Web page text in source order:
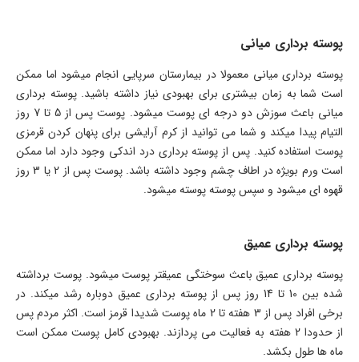
پوسته برداری میانی
پوسته برداری میانی معمولا در بیمارستان سرپایی انجام میشود اما ممکن
است شما به زمان بیشتری برای بهبودی نیاز داشته باشید. پوسته برداری
میانی باعث سوزش دو درجه ای پوست میشود. پوست پس از 5 تا 7 روز
التیام پیدا میکند و شما می توانید از کرم آرایشی برای پنهان کردن قرمزی
پوست استفاده کنید. پس از پوسته برداری درد اندکی وجود دارد اما ممکن
است ورم بویژه در اطاف چشم وجود داشته باشد. پوست پس از 2 یا 3 روز
قهوه ای میشود و سپس پوسته پوسته میشود.
پوسته برداری عمیق
پوسته برداری عمیق باعث سوختگی عمیقتر پوست میشود. پوست برداشته
شده بین 10 تا 14 روز پس از پوسته برداری عمیق دوباره رشد میکند. در
برخی افراد پس از 3 هفته تا 2 ماه پوست شدیدا قرمز است. اکثر مردم پس
از حدودا 2 هفته به فعالیت می پردازند. بهبودی کامل پوست ممکن است
ماه ها طول بکشد.